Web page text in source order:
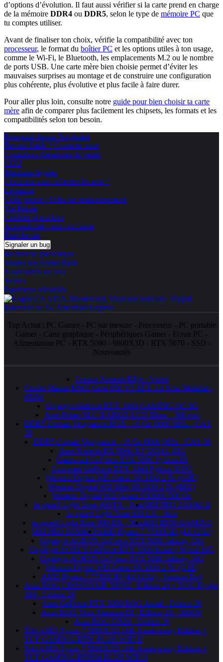
d’options d’évolution. Il faut aussi vérifier si la carte prend en charge
de la mémoire DDR4 ou DDR5, selon le type de mémoire PC que
tu comptes utiliser.
Avant de finaliser ton choix, vérifie la compatibilité avec ton
processeur, le format du boîtier PC et les options utiles à ton usage,
comme le Wi-Fi, le Bluetooth, les emplacements M.2 ou le nombre
de ports USB. Une carte mère bien choisie permet d’éviter les
mauvaises surprises au montage et de construire une configuration
plus cohérente, plus évolutive et plus facile à faire durer.
Pour aller plus loin, consulte notre guide pour bien choisir ta carte
mère afin de comparer plus facilement les chipsets, les formats et les
compatibilités selon ton besoin.
Pourquoi choisir TopAchat
Besoin d'aide ? Contacte nous
Conditions Générales de vente
CGU
Mentions légales
Comment sont collectés les avis ?
Livraison
Code promo / Offre de remboursement
Vie Privée
Cookies et trackers
Accessibilité : non conforme
Plan du site
Signaler un bug
Recherche par marque
Toutes nos ventes flash
Nouveautés du jour
Soldes
Paiements sécurisés
Top Achat : PC Gamer- PC sur mesure - Processeur- PC portable
Gamer - Carte graphique - Périphériques Gamer - Ecran PC -
Alimentation PC - RTX 5080 - 9800X3D - RTX 5070 - SSD -
Nouveautés
Corsair Xeneon Edge - Violet
Cooler Master MWE Gold 650 V3 ATX 3.1 Non-Modular -
650W
Gigabyte Geforce RTX 3060 GAMING OC 8G
Asus Prime SLC II ARGB LCD Blanc - 360 mm
DDR5 Corsair Vengeance RGB - 16 Go 6000 MHz - CAS
38
DDR5 Corsair Vengeance - 16 Go 6000 MHz - CAS 38
Asus Radeon RX 9060 XT DUAL 16G
Gainward GeForce RTX 5080 Python III
Gainward GeForce RTX 3060 Python II OC
Western Digital WD Green SN3000 2 To (G0E)
Western Digital WD Blue SN5100 2 To (B0E)
Western Digital WD Green SN3000 500 Go
be quiet! Light Base 900 FX - NoirMSI PRO B550M-B
be quiet! Light Base 600 LX - Noir
be quiet! Light Base 900 DX - NoirMSI B550 GAMING
MSI PRO B550M-PAMD Ryzen 7 7700X3D (4.0 GHz)
Gigabyte AORUS GeForce RTX 5090 Infinity 32G
Gigabyte AORUS GeForce RTX 5080 Infinity Wood 16G
Gigabyte AORUS GeForce RTX 5080 Infinity 16G
Western Digital WD Green SN3000 2 To (G1E)
AMD Ryzen 7 7700X3D (4.0 GHz) - Version Tray
Asus ROG CROSSHAIR X870E- Edition 20 + ROG Ryujin
360 - Edition 20
Asus GeForce RTX 5090 ROG Astral - Edition 20
Asus ROG Thor Titanium III - Edition 20 - 3000W
Asus ROG GR20 - Edition 20
Trio AMD Ryzen 7 5800X3D 10th Anniversary Edition +
TUF GAMING B550-PLUS WIFI II
Trio AMD Ryzen 7 5800X3D 10th Anniversary Edition +
TUF GAMING B550M-PLUS WIFI I